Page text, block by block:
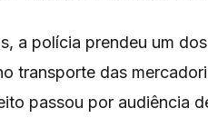
a polícia prendeu um
transporte das
passou por audiência